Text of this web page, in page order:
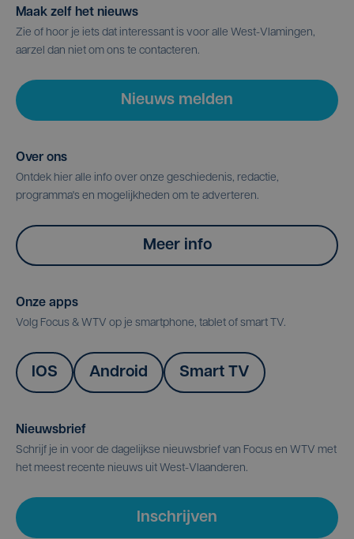
Maak zelf het nieuws
Zie of hoor je iets dat interessant is voor alle West-Vlamingen,
aarzel dan niet om ons te contacteren.
Nieuws melden
Over ons
Ontdek hier alle info over onze geschiedenis, redactie,
programma's en mogelijkheden om te adverteren.
Meer info
Onze apps
Volg Focus & WTV op je smartphone, tablet of smart TV.
IOS Android Smart TV
Nieuwsbrief
Schrijf je in voor de dagelijkse nieuwsbrief van Focus en WTV met
het meest recente nieuws uit West-Vlaanderen.
Inschrijven